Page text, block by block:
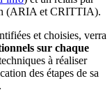
(ARIA et CRITTIA).
et choisies, verra
sur chaque
à réaliser
des étapes de sa